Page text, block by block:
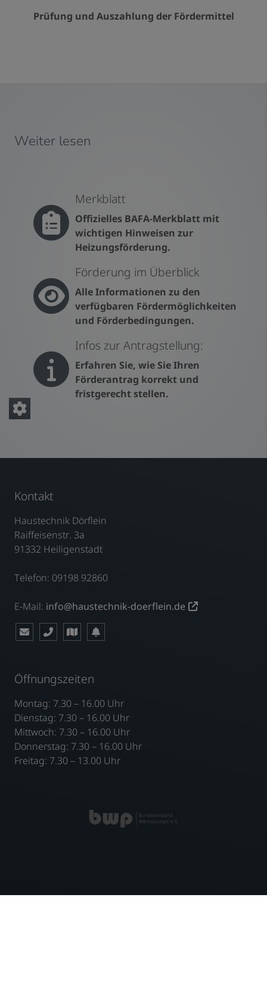
Prüfung und Auszahlung der Fördermittel
Weiter lesen
Merkblatt
Offizielles BAFA-Merkblatt mit
wichtigen Hinweisen zur
Heizungsförderung.
Förderung im Überblick
Alle Informationen zu den
verfügbaren Fördermöglichkeiten
und Förderbedingungen.
Infos zur Antragstellung:
Erfahren Sie, wie Sie Ihren
Förderantrag korrekt und
fristgerecht stellen.
Kontakt
Haustechnik Dörflein
Raiffeisenstr. 3a
91332 Heiligenstadt
Telefon: 09198 92860
E-Mail: info@haustechnik-doerflein.de
Öffnungszeiten
Montag: 7.30 – 16.00 Uhr
Dienstag: 7.30 – 16.00 Uhr
Mittwoch: 7.30 – 16.00 Uhr
Donnerstag: 7.30 – 16.00 Uhr
Freitag: 7.30 – 13.00 Uhr